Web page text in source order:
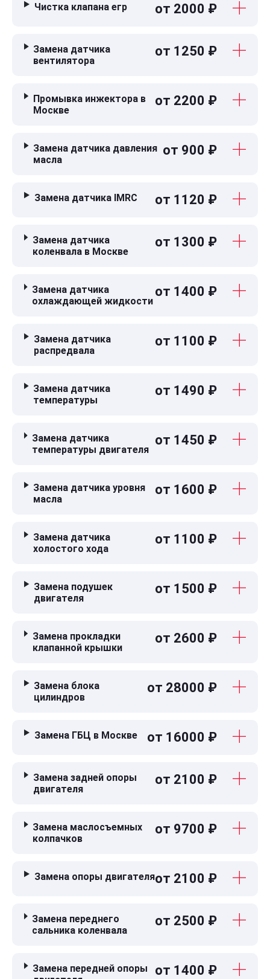
Чистка клапана егр от 2000 ₽
Замена датчика
вентилятора
от 1250 ₽
Промывка инжектора в
Москве
от 2200 ₽
Замена датчика давления
масла
от 900 ₽
Замена датчика IMRC от 1120 ₽
Замена датчика
коленвала в Москве
от 1300 ₽
Замена датчика
охлаждающей жидкости
от 1400 ₽
Замена датчика
распредвала
от 1100 ₽
Замена датчика
температуры
от 1490 ₽
Замена датчика
температуры двигателя
от 1450 ₽
Замена датчика уровня
масла
от 1600 ₽
Замена датчика
холостого хода
от 1100 ₽
Замена подушек
двигателя
от 1500 ₽
Замена прокладки
клапанной крышки
от 2600 ₽
Замена блока
цилиндров
от 28000 ₽
Замена ГБЦ в Москве от 16000 ₽
Замена задней опоры
двигателя
от 2100 ₽
Замена маслосъемных
колпачков
от 9700 ₽
Замена опоры двигателяот 2100 ₽
Замена переднего
сальника коленвала
от 2500 ₽
Замена передней опоры
от 1400 ₽